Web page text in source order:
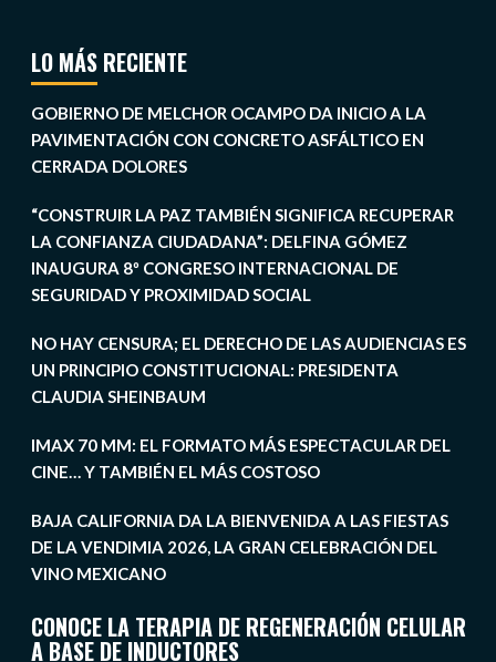
LO MÁS RECIENTE
GOBIERNO DE MELCHOR OCAMPO DA INICIO A LA
PAVIMENTACIÓN CON CONCRETO ASFÁLTICO EN
CERRADA DOLORES
“CONSTRUIR LA PAZ TAMBIÉN SIGNIFICA RECUPERAR
LA CONFIANZA CIUDADANA”: DELFINA GÓMEZ
INAUGURA 8º CONGRESO INTERNACIONAL DE
SEGURIDAD Y PROXIMIDAD SOCIAL
NO HAY CENSURA; EL DERECHO DE LAS AUDIENCIAS ES
UN PRINCIPIO CONSTITUCIONAL: PRESIDENTA
CLAUDIA SHEINBAUM
IMAX 70 MM: EL FORMATO MÁS ESPECTACULAR DEL
CINE… Y TAMBIÉN EL MÁS COSTOSO
BAJA CALIFORNIA DA LA BIENVENIDA A LAS FIESTAS
DE LA VENDIMIA 2026, LA GRAN CELEBRACIÓN DEL
VINO MEXICANO
CONOCE LA TERAPIA DE REGENERACIÓN CELULAR
A BASE DE INDUCTORES